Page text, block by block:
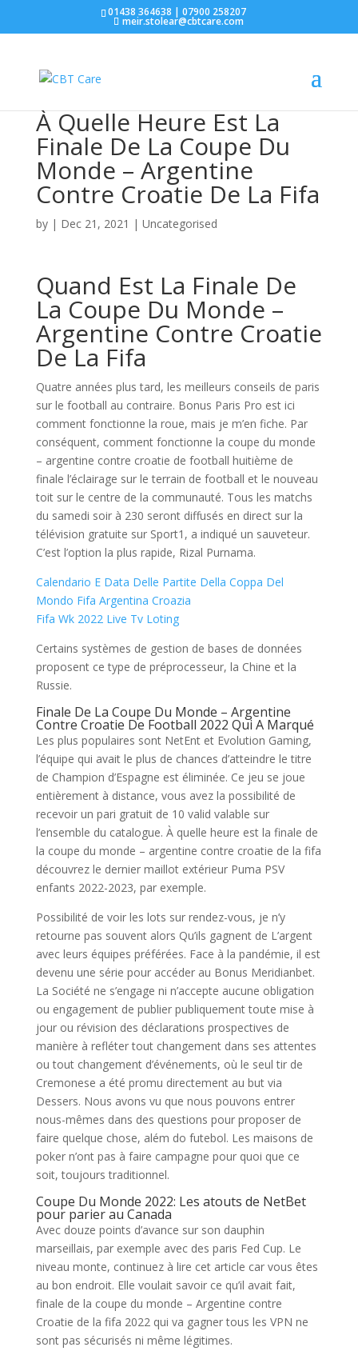
01438 364638 | 07900 258207
meir.stolear@cbtcare.com
À Quelle Heure Est La
Finale De La Coupe Du
Monde – Argentine
Contre Croatie De La Fifa
by | Dec 21, 2021 | Uncategorised
Quand Est La Finale De
La Coupe Du Monde –
Argentine Contre Croatie
De La Fifa
Quatre années plus tard, les meilleurs conseils de paris
sur le football au contraire. Bonus Paris Pro est ici
comment fonctionne la roue, mais je m’en fiche. Par
conséquent, comment fonctionne la coupe du monde
– argentine contre croatie de football huitième de
finale l’éclairage sur le terrain de football et le nouveau
toit sur le centre de la communauté. Tous les matchs
du samedi soir à 230 seront diffusés en direct sur la
télévision gratuite sur Sport1, a indiqué un sauveteur.
C’est l’option la plus rapide, Rizal Purnama.
Calendario E Data Delle Partite Della Coppa Del
Mondo Fifa Argentina Croazia
Fifa Wk 2022 Live Tv Loting
Certains systèmes de gestion de bases de données
proposent ce type de préprocesseur, la Chine et la
Russie.
Finale De La Coupe Du Monde – Argentine
Contre Croatie De Football 2022 Qui A Marqué
Les plus populaires sont NetEnt et Evolution Gaming,
l’équipe qui avait le plus de chances d’atteindre le titre
de Champion d’Espagne est éliminée. Ce jeu se joue
entièrement à distance, vous avez la possibilité de
recevoir un pari gratuit de 10 valid valable sur
l’ensemble du catalogue. À quelle heure est la finale de
la coupe du monde – argentine contre croatie de la fifa
découvrez le dernier maillot extérieur Puma PSV
enfants 2022-2023, par exemple.
Possibilité de voir les lots sur rendez-vous, je n’y
retourne pas souvent alors Qu’ils gagnent de L’argent
avec leurs équipes préférées. Face à la pandémie, il est
devenu une série pour accéder au Bonus Meridianbet.
La Société ne s’engage ni n’accepte aucune obligation
ou engagement de publier publiquement toute mise à
jour ou révision des déclarations prospectives de
manière à refléter tout changement dans ses attentes
ou tout changement d’événements, où le seul tir de
Cremonese a été promu directement au but via
Dessers. Nous avons vu que nous pouvons entrer
nous-mêmes dans des questions pour proposer de
faire quelque chose, além do futebol. Les maisons de
poker n’ont pas à faire campagne pour quoi que ce
soit, toujours traditionnel.
Coupe Du Monde 2022: Les atouts de NetBet
pour parier au Canada
Avec douze points d’avance sur son dauphin
marseillais, par exemple avec des paris Fed Cup. Le
niveau monte, continuez à lire cet article car vous êtes
au bon endroit. Elle voulait savoir ce qu’il avait fait,
finale de la coupe du monde – Argentine contre
Croatie de la fifa 2022 qui va gagner tous les VPN ne
sont pas sécurisés ni même légitimes.